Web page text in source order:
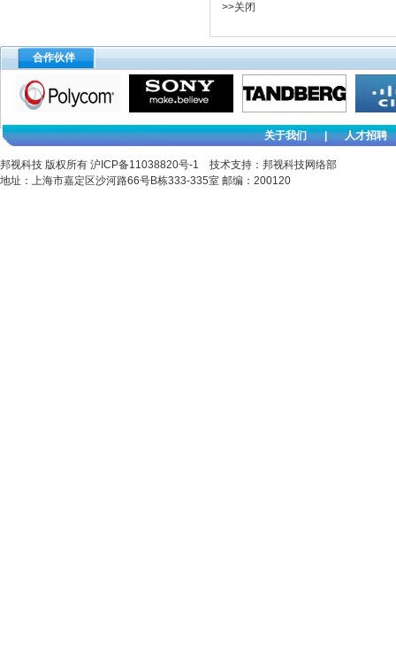
>>关闭
合作伙伴
关于我们 | 人才招聘
邦视科技 版权所有 沪ICP备11038820号-1 技术支持：邦视科技网络部
地址：上海市嘉定区沙河路66号B栋333-335室 邮编：200120